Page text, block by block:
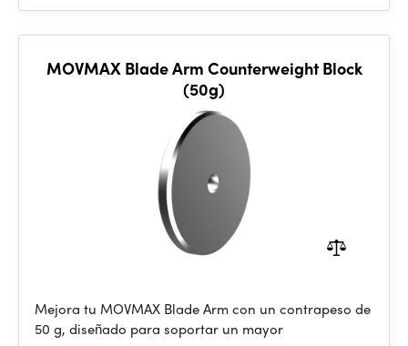
MOVMAX Blade Arm Counterweight Block
(50g)
Mejora tu MOVMAX Blade Arm con un contrapeso de
50 g, diseñado para soportar un mayor